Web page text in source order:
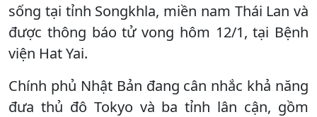
sống tại tỉnh Songkhla, miền nam Thái Lan và
được thông báo tử vong hôm 12/1, tại Bệnh
viện Hat Yai.
Chính phủ Nhật Bản đang cân nhắc khả năng
đưa thủ đô Tokyo và ba tỉnh lân cận, gồm